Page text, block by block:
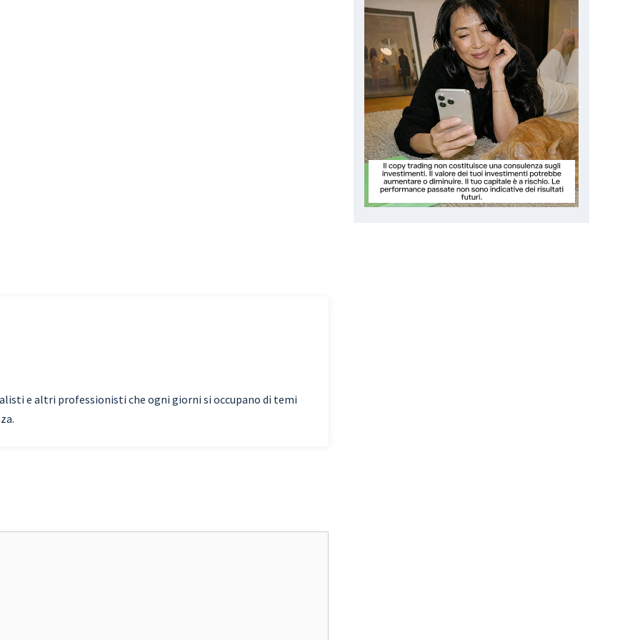
e altri professionisti che ogni giorni si occupano di temi